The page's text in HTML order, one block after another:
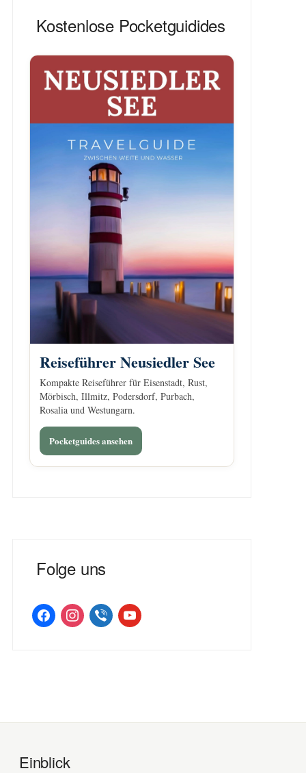
Kostenlose Pocketguidides
Reiseführer Neusiedler See
Kompakte Reiseführer für Eisenstadt, Rust,
Mörbisch, Illmitz, Podersdorf, Purbach,
Rosalia und Westungarn.
Pocketguides ansehen
Folge uns
facebookinstagramviber youtube
Einblick